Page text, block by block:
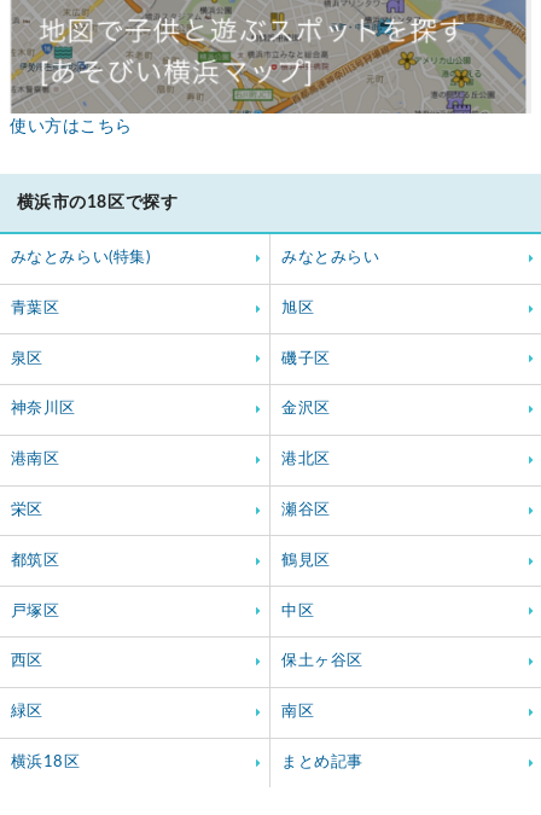
使い方はこちら
横浜市の18区で探す
みなとみらい(特集) みなとみらい
青葉区 旭区
泉区 磯子区
神奈川区 金沢区
港南区 港北区
栄区 瀬谷区
都筑区 鶴見区
戸塚区 中区
西区 保土ヶ谷区
緑区 南区
横浜18区 まとめ記事